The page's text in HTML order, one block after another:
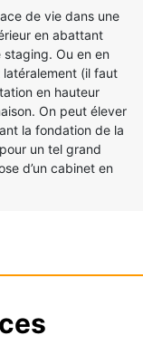
de vie dans une
en abattant
staging. Ou en en
(il faut
en hauteur
On peut élever
la fondation de la
un tel grand
d’un cabinet en